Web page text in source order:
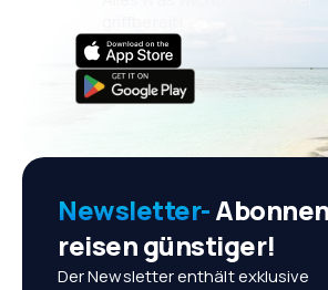
Newsletter-
reisen günstiger!
Der Newsletter enthält exklusive